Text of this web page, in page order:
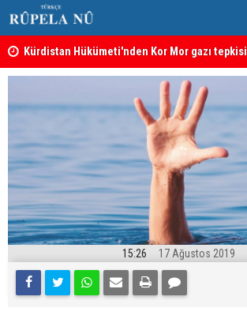
Kürdistan Hükümeti'nden Kor Mor gazı tepkisi
15:26 17 Ağustos 2019